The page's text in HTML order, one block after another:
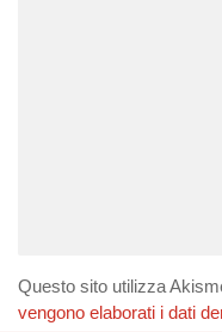
Questo sito utilizza
vengono elaborati i dati